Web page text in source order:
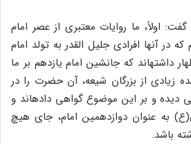
اولاً، ما روایات معتبری از عصر امام
آنها افرادی جلیل القدر به تولد امام
داشته‏اند که جانشین امام یازدهم بر ما
زیادی از بزرگان شیعه، آن حضرت را در
دیده و بر این موضوع گواهی داده‏اند و
به عنوان دوازدهمین امام، جای هیچ
باشد.